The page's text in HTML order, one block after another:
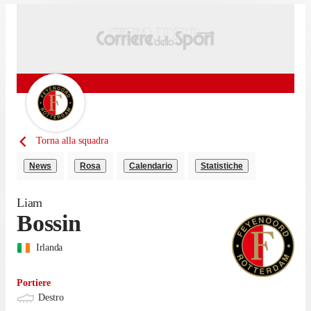
Torna alla squadra
News Rosa Calendario Statistiche
Liam
Bossin
Irlanda
Portiere
Destro